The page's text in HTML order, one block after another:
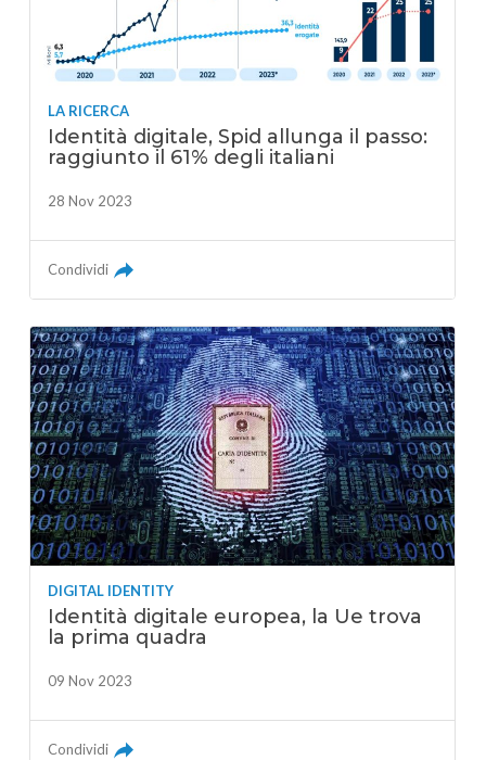
LA RICERCA
Identità digitale, Spid allunga il passo:
raggiunto il 61% degli italiani
28 Nov 2023
Condividi
DIGITAL IDENTITY
Identità digitale europea, la Ue trova
la prima quadra
09 Nov 2023
Condividi